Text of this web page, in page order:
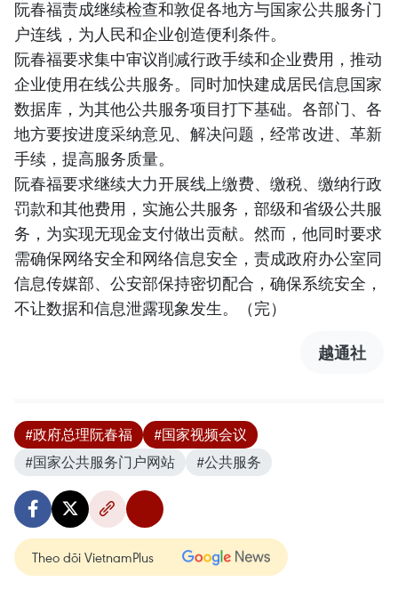
阮春福责成继续检查和敦促各地方与国家公共服务门
户连线，为人民和企业创造便利条件。
阮春福要求集中审议削减行政手续和企业费用，推动
企业使用在线公共服务。同时加快建成居民信息国家
数据库，为其他公共服务项目打下基础。各部门、各
地方要按进度采纳意见、解决问题，经常改进、革新
手续，提高服务质量。
阮春福要求继续大力开展线上缴费、缴税、缴纳行政
罚款和其他费用，实施公共服务，部级和省级公共服
务，为实现无现金支付做出贡献。然而，他同时要求
需确保网络安全和网络信息安全，责成政府办公室同
信息传媒部、公安部保持密切配合，确保系统安全，
不让数据和信息泄露现象发生。（完）
越通社
#政府总理阮春福
#国家视频会议
#国家公共服务门户网站
#公共服务
Theo dõi VietnamPlus